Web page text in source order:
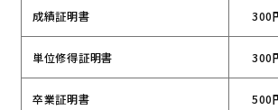
クラブ・サークル・学生団体
キャンパスギャラリー
就職
卒業生メッセージ
就職実績
国家試験対策
地域貢献・研究活動
図書館
訪問者別
成績証明書 300
単位修得証明書 300
卒業証明書 500